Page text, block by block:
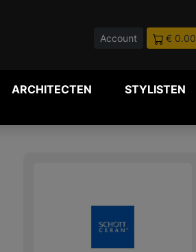
Account € 0.00
ARCHITECTEN STYLISTEN